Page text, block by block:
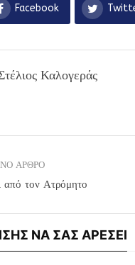
Facebook
Καλογεράς
ΑΡΘΡΟ
από τον Ατρόμητο
ΝΑ ΣΑΣ ΑΡΕΣΕΙ